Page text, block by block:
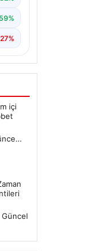
içi
Güncel